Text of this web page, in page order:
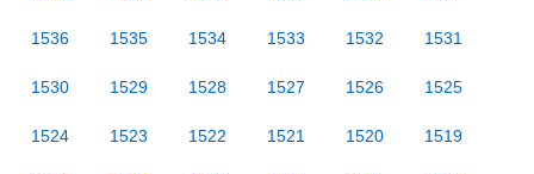
1536 1535 1534 1533 1532 1531
1530 1529 1528 1527 1526 1525
1524 1523 1522 1521 1520 1519